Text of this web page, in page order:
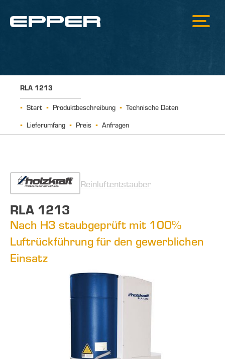
RLA 1213
Start Produktbeschreibung
Technische Daten
Lieferumfang
Preis Anfragen
Reinluftentstauber
RLA 1213
Nach H3 staubgeprüft mit 100%
Luftrückführung für den gewerblichen
Einsatz